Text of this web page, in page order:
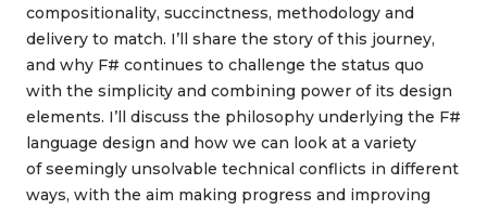
compositionality, succinctness, methodology and
delivery to match. I’ll share the story of this journey,
and why F# continues to challenge the status quo
with the simplicity and combining power of its design
elements. I’ll discuss the philosophy underlying the F#
language design and how we can look at a variety
of seemingly unsolvable technical conflicts in different
ways, with the aim making progress and improving